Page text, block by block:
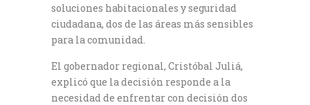
soluciones habitacionales y seguridad
ciudadana, dos de las áreas más sensibles
para la comunidad.
El gobernador regional, Cristóbal Juliá,
explicó que la decisión responde a la
necesidad de enfrentar con decisión dos